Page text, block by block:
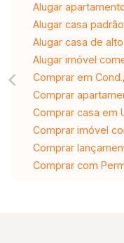
Alugar
Alugar casa
Alugar casa de
Alugar imóvel
Comprar em
Comprar
Comprar casa em
Comprar imóvel
Comprar
Comprar com